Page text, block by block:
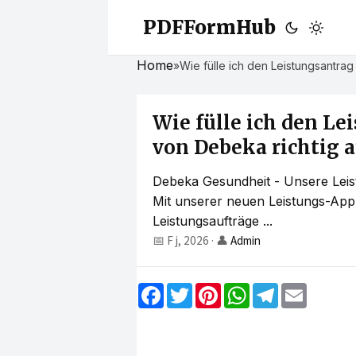
PDFFormHub
Home»Wie fülle ich den
Wie fülle ich den
von Debeka richtig
Debeka Gesundheit - Unsere
Mit unserer neuen Leistungs-
Leistungsaufträge ...
📅 F j, 2026 · 👤 Admin
F
a
T
w
P
W
h
T
e